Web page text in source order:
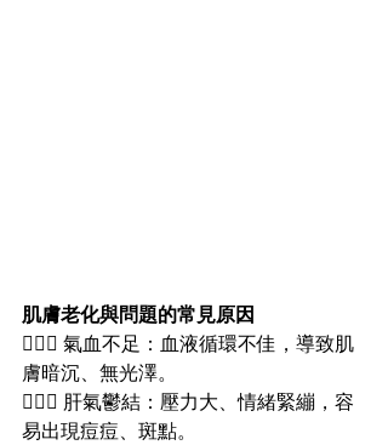
肌膚老化與問題的常見原因
🧏🏻‍♀️ 氣血不足：血液循環不佳，導致肌
膚暗沉、無光澤。
🧏🏻‍♀️ 肝氣鬱結：壓力大、情緒緊繃，容
易出現痘痘、斑點。